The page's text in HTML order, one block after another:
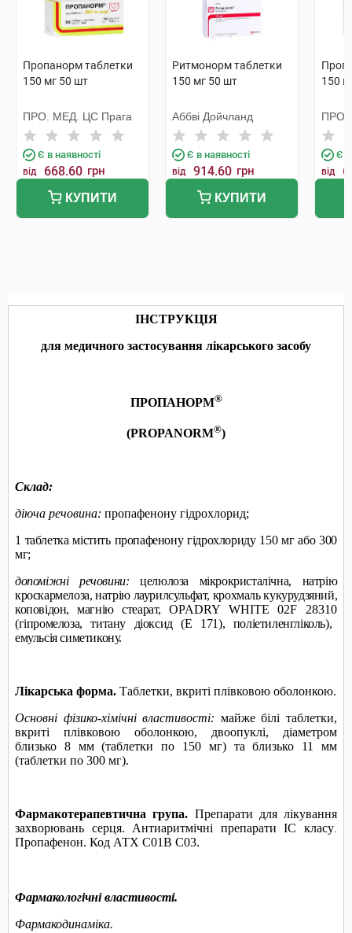
Пропанорм таблетки
150 мг 50 шт
ПРО. МЕД. ЦС Прага
Є в наявності
від 668.60 грн
КУПИТИ
Ритмонорм таблетки
150 мг 50 шт
Аббві Дойчланд
Є в наявності
від 914.60 грн
КУПИТИ
150
ПРО.
Є в
від